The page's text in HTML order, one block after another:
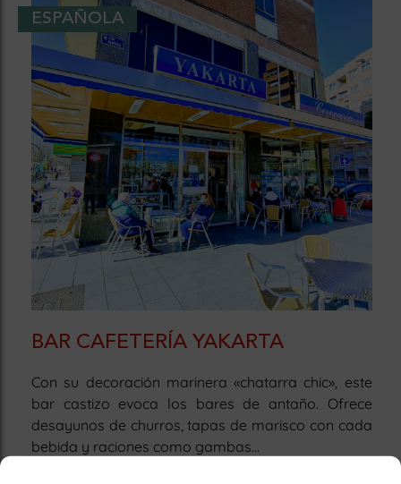
ESPAÑOLA
BAR CAFETERÍA YAKARTA
Con su decoración marinera «chatarra chic», este
bar castizo evoca los bares de antaño. Ofrece
desayunos de churros, tapas de marisco con cada
bebida y raciones como gambas...